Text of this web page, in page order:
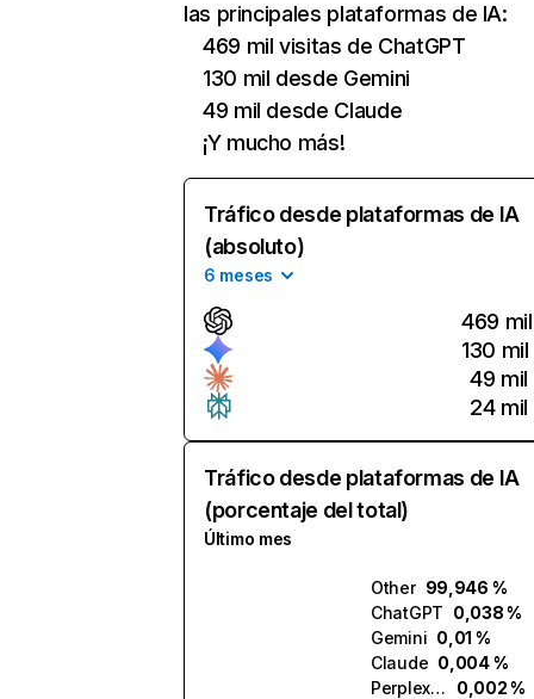
las principales plataformas de IA:
469 mil visitas de ChatGPT
130 mil desde Gemini
49 mil desde Claude
¡Y mucho más!
Tráfico desde plataformas de IA
(absoluto)
6 meses
469 mil
130 mil
49 mil
24 mil
Tráfico desde plataformas de IA
(porcentaje del total)
Último mes
Other 99,946 %
ChatGPT 0,038 %
Gemini 0,01 %
Claude 0,004 %
Perplexity
0,002 %